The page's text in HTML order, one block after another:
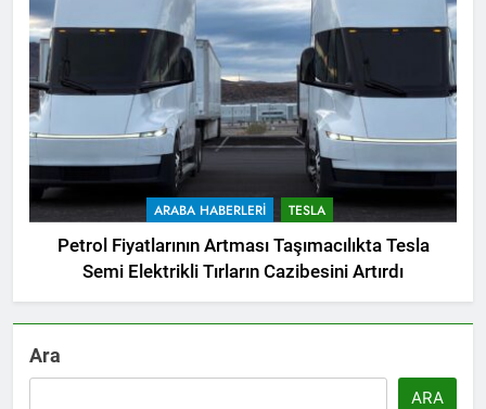
ARABA HABERLERI TESLA
Petrol Fiyatlarının Artması Taşımacılıkta Tesla
Semi Elektrikli Tırların Cazibesini Artırdı
Ara
ARA